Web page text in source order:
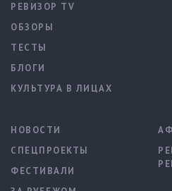
РЕВИЗОР TV
ОБЗОРЫ
ТЕСТЫ
БЛОГИ
КУЛЬТУРА В ЛИЦАХ
НОВОСТИ
СПЕЦПРОЕКТЫ
ФЕСТИВАЛИ